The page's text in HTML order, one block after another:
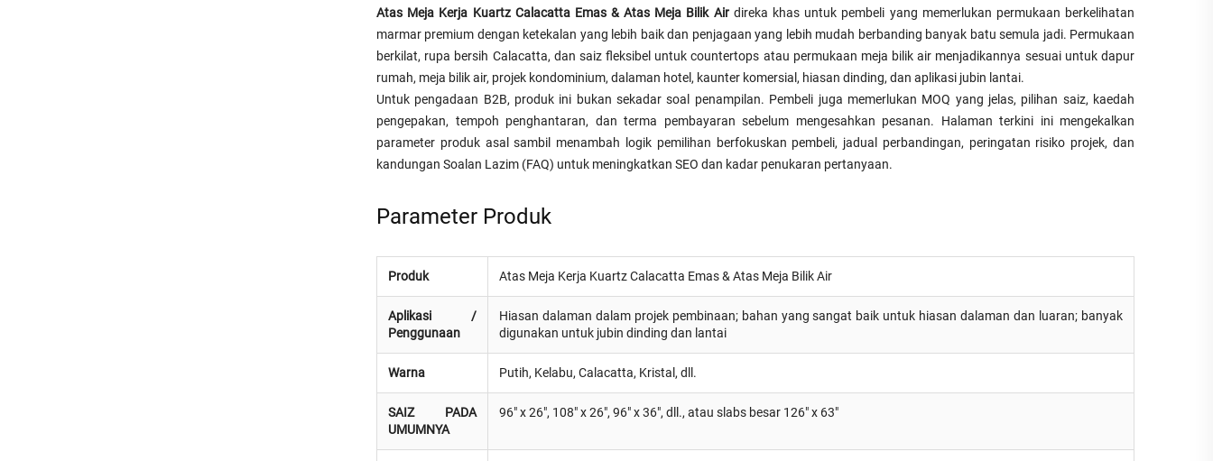
Atas Meja Kerja Kuartz Calacatta Emas & Atas Meja Bilik Air direka khas untuk pembeli yang memerlukan permukaan berkelihatan
marmar premium dengan ketekalan yang lebih baik dan penjagaan yang lebih mudah berbanding banyak batu semula jadi. Permukaan
berkilat, rupa bersih Calacatta, dan saiz fleksibel untuk countertops atau permukaan meja bilik air menjadikannya sesuai untuk dapur
rumah, meja bilik air, projek kondominium, dalaman hotel, kaunter komersial, hiasan dinding, dan aplikasi jubin lantai.
Untuk pengadaan B2B, produk ini bukan sekadar soal penampilan. Pembeli juga memerlukan MOQ yang jelas, pilihan saiz, kaedah
pengepakan, tempoh penghantaran, dan terma pembayaran sebelum mengesahkan pesanan. Halaman terkini ini mengekalkan
parameter produk asal sambil menambah logik pemilihan berfokuskan pembeli, jadual perbandingan, peringatan risiko projek, dan
kandungan Soalan Lazim (FAQ) untuk meningkatkan SEO dan kadar penukaran pertanyaan.
Parameter Produk
Produk Atas Meja Kerja Kuartz Calacatta Emas & Atas Meja Bilik Air
Aplikasi /
Penggunaan
Hiasan dalaman dalam projek pembinaan; bahan yang sangat baik untuk hiasan dalaman dan luaran; banyak
digunakan untuk jubin dinding dan lantai
Warna Putih, Kelabu, Calacatta, Kristal, dll.
SAIZ PADA
UMUMNYA
96" x 26", 108" x 26", 96" x 36", dll., atau slabs besar 126" x 63"